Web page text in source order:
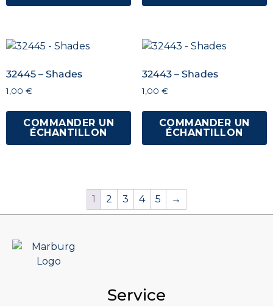
32445 – Shades
1,00 €
COMMANDER UN
ÉCHANTILLON
32443 – Shades
1,00 €
COMMANDER UN
ÉCHANTILLON
1 2 3 4 5 →
Service